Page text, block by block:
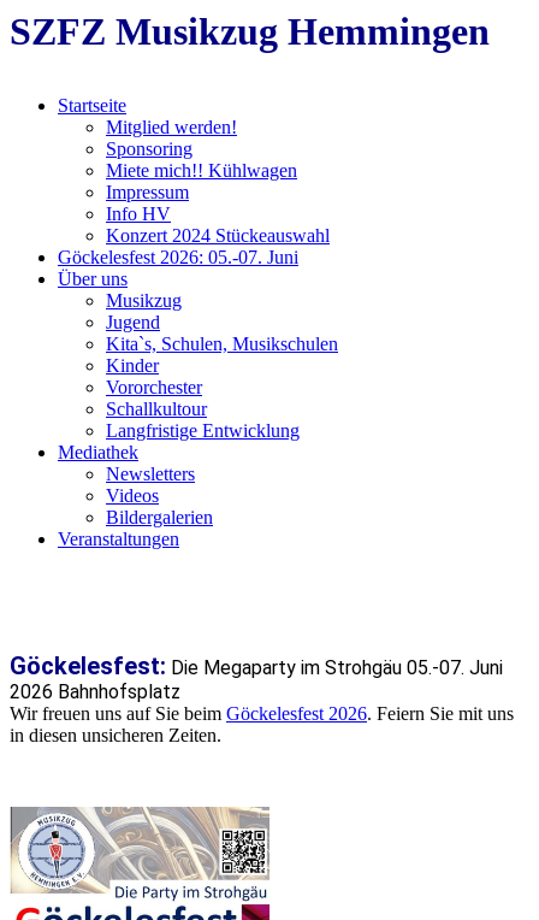
SZFZ Musikzug Hemmingen
Startseite
Mitglied werden!
Sponsoring
Miete mich!! Kühlwagen
Impressum
Info HV
Konzert 2024 Stückeauswahl
Göckelesfest 2026: 05.-07. Juni
Über uns
Musikzug
Jugend
Kita`s, Schulen, Musikschulen
Kinder
Vororchester
Schallkultour
Langfristige Entwicklung
Mediathek
Newsletters
Videos
Bildergalerien
Veranstaltungen
Göckelesfest: Die Megaparty im Strohgäu 05.-07. Juni
2026 Bahnhofsplatz
Wir freuen uns auf Sie beim Göckelesfest 2026. Feiern Sie mit uns
in diesen unsicheren Zeiten.